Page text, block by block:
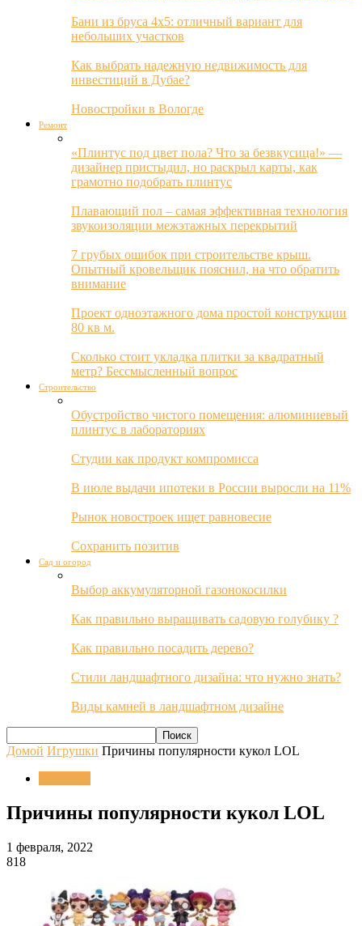
Бани из бруса 4х5: отличный вариант для
небольших участков
Как выбрать надежную недвижимость для
инвестиций в Дубае?
Новостройки в Вологде
Ремонт
«Плинтус под цвет пола? Что за безвкусица!» —
дизайнер пристыдил, но раскрыл карты, как
грамотно подобрать плинтус
Плавающий пол – самая эффективная технология
звукоизоляции межэтажных перекрытий
7 грубых ошибок при строительстве крыш.
Опытный кровельщик пояснил, на что обратить
внимание
Проект одноэтажного дома простой конструкции
80 кв м.
Сколько стоит укладка плитки за квадратный
метр? Бессмысленный вопрос
Строительство
Обустройство чистого помещения: алюминиевый
плинтус в лабораториях
Студии как продукт компромисса
В июле выдачи ипотеки в России выросли на 11%
Рынок новостроек ищет равновесие
Сохранить позитив
Сад и огород
Выбор аккумуляторной газонокосилки
Как правильно выращивать садовую голубику ?
Как правильно посадить дерево?
Стили ландшафтного дизайна: что нужно знать?
Виды камней в ландшафтном дизайне
Домой Игрушки Причины популярности кукол LOL
Причины популярности кукол LOL
1 февраля, 2022
818